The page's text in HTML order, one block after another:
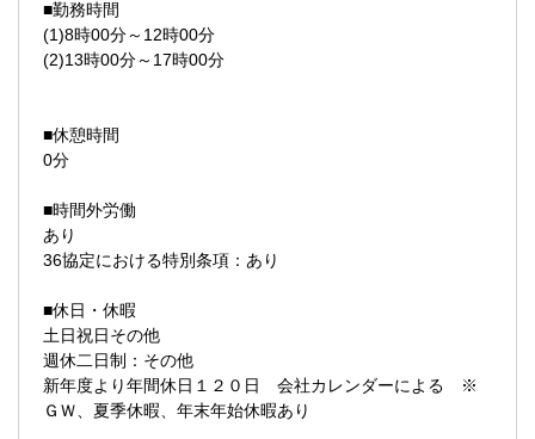
■勤務時間
(1)8時00分～12時00分
(2)13時00分～17時00分
■休憩時間
0分
■時間外労働
あり
36協定における特別条項：あり
■休日・休暇
土日祝日その他
週休二日制：その他
新年度より年間休日１２０日 会社カレンダーによる ※
ＧＷ、夏季休暇、年末年始休暇あり